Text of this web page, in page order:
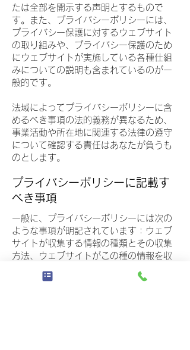
たは全部を開示する声明とするもので
す。また、プライバシーポリシーには、
プライバシー保護に対するウェブサイト
の取り組みや、プライバシー保護のため
にウェブサイトが実施している各種仕組
みについての説明も含まれているのが一
般的です。
法域によってプライバシーポリシーに含
めるべき事項の法的義務が異なるため、
事業活動や所在地に関連する法律の遵守
について確認する責任はあなたが負うも
のとします。
プライバシーポリシーに記載す
べき事項
一般に、プライバシーポリシーには次の
ような事項が明記されています：ウェブ
サイトが収集する情報の種類とその収集
方法、ウェブサイトがこの種の情報を収
情報の共有に関するウェブサイトの運用